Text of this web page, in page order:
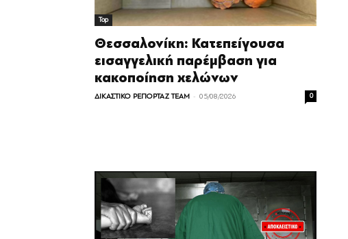
Top
Θεσσαλονίκη: Κατεπείγουσα
εισαγγελική παρέμβαση για
κακοποίηση χελώνων
ΔΙΚΑΣΤΙΚΟ ΡΕΠΟΡΤΑΖ TEAM - 05/08/2026 0